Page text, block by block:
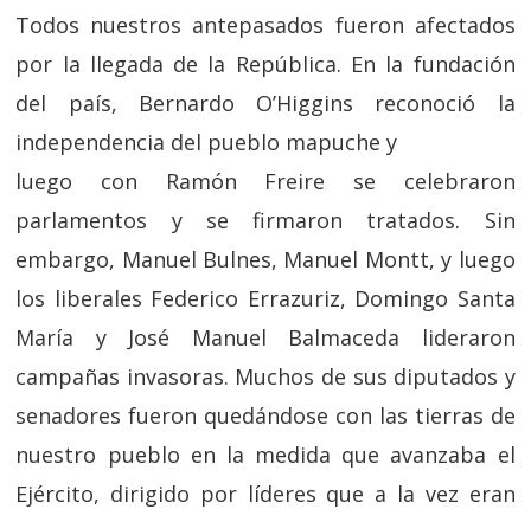
Todos nuestros antepasados fueron afectados
por la llegada de la República. En la fundación
del país, Bernardo O’Higgins reconoció la
independencia del pueblo mapuche y
luego con Ramón Freire se celebraron
parlamentos y se firmaron tratados. Sin
embargo, Manuel Bulnes, Manuel Montt, y luego
los liberales Federico Errazuriz, Domingo Santa
María y José Manuel Balmaceda lideraron
campañas invasoras. Muchos de sus diputados y
senadores fueron quedándose con las tierras de
nuestro pueblo en la medida que avanzaba el
Ejército, dirigido por líderes que a la vez eran